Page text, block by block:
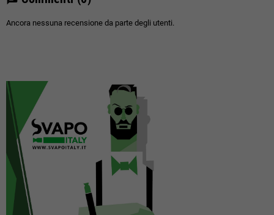
Ancora nessuna recensione da parte degli utenti.